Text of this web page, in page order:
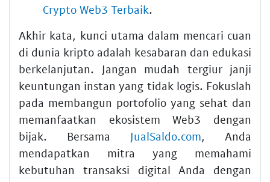
Crypto Web3 Terbaik.
Akhir kata, kunci utama dalam mencari cuan
di dunia kripto adalah kesabaran dan edukasi
berkelanjutan. Jangan mudah tergiur janji
keuntungan instan yang tidak logis. Fokuslah
pada membangun portofolio yang sehat dan
memanfaatkan ekosistem Web3 dengan
bijak. Bersama JualSaldo.com, Anda
mendapatkan mitra yang memahami
kebutuhan transaksi digital Anda dengan